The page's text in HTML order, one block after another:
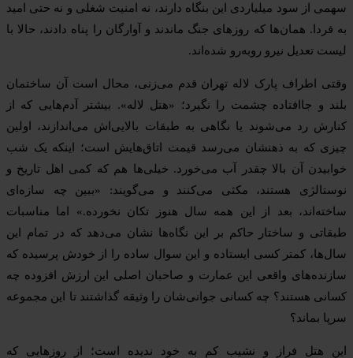
سهمی از سود میلیاردی این بنگاه دارند، نه امنیت شغلی و نه حتی امید
به فردا. همان‌ها که روزهای جنگ ماندند و آوارگان را پناه دادند، حالا با
لیست تعدیل نیرو روبه‌رو شده‌اند.
وقتی اطراف پارک لاله تهران قدم می‌زنی، محال است آن ساختمان
بلند و جاافتاده چشمت را نگیرد؛ «هتل لاله». بیشتر آدم‌هایی که از
کنارش رد می‌شوند یا نگاهی به طبقات بالایی‌اش می‌اندازند، اولین
چیزی که به ذهنشان می‌رسد قیمت اتاق‌هایش است؛ اینکه یک شب
خوابیدن آن بالا چقدر آب می‌خورد. خیلی‌ها هم که کمی اهل تاریخ و
نوستالژی هستند، مکثی می‌کنند و می‌گویند: «ببین چه سازه‌ای
ساخته‌اند، بعد از این همه سال هنوز تکان نخورده.» اما مناسبات
طبقاتی و ساختار حاکم بر این نگاه‌ها نشان می‌دهد که در تمام این
سال‌ها، کمتر کسی ایستاده و این سوال ساده را از خودش پرسیده که
سازنده‌های واقعی این عمارت و صاحبان اصلی این ارزش افزوده چه
کسانی هستند؟ چه کسانی جوانی‌شان را وثیقه گذاشتند تا این مجموعه
سرپا بماند؟
این هتل فراز و نشیب کم به خود ندیده است؛ از روزهایی که